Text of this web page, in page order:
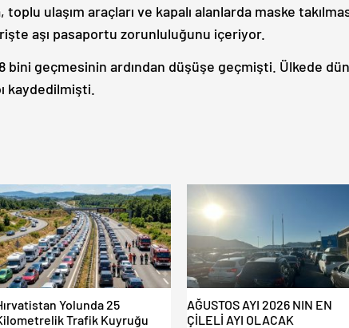
ulaşım araçları ve kapalı alanlarda maske
aşı pasaportu zorunluluğunu içeriyor.
bini geçmesinin ardından düşüşe geçmişti. Ülkede dün
kaydedilmişti.
Yolunda 25
Trafik Kuyruğu
AĞUSTOS AYI 2026 NIN EN
ÇİLELİ AYI OLACAK